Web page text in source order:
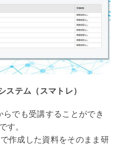
テム（スマトレ）
でも受講することができ
す。
作成した資料をそのまま研